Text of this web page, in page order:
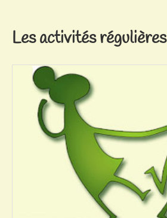
Les activités régulières